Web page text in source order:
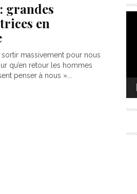
grandes
en
massivement pour nous
qu’en retour les hommes
penser à nous »...